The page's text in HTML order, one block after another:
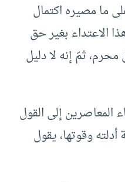
ما مصيره اكتمال
الاعتداء بغير حق
ثمّ إنه لا دليل
المعاصرين إلى القول
أدلته وقوتها، يقول